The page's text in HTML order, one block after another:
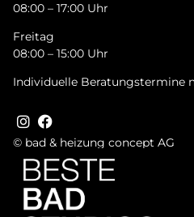
© bad & heizung concept AG
08:00 – 17:00 Uhr
Freitag
08:00 – 15:00 Uhr
Individuelle Beratungstermine